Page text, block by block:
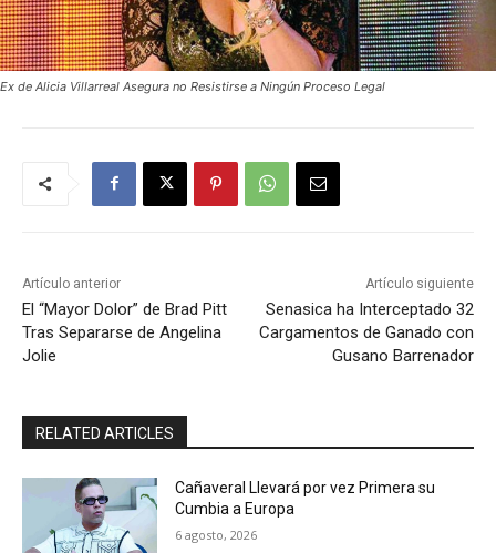
Ex de Alicia Villarreal Asegura no Resistirse a Ningún Proceso Legal
Artículo anterior
El “Mayor Dolor” de Brad Pitt
Tras Separarse de Angelina
Jolie
Artículo siguiente
Senasica ha Interceptado 32
Cargamentos de Ganado con
Gusano Barrenador
RELATED ARTICLES
Cañaveral Llevará por vez Primera su
Cumbia a Europa
6 agosto, 2026